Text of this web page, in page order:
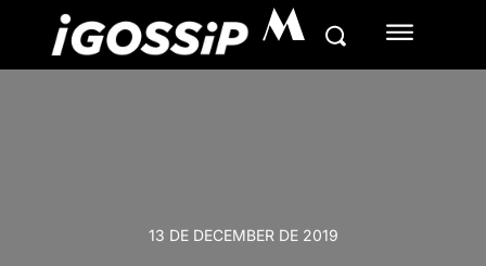
M
13 DE DECEMBER DE 2019